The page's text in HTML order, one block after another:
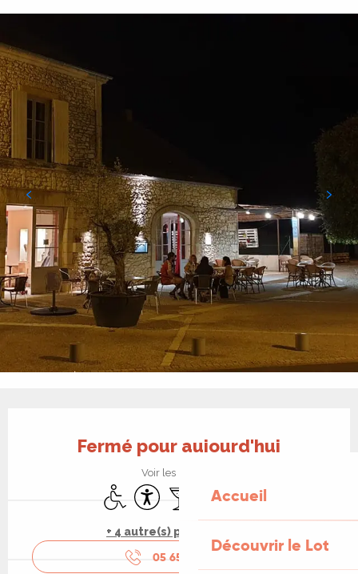
Accueil
Découvrir le Lot
Fermé pour aujourd'hui
Voir les horaires
Accès handicapés
AccessibilitéBar / Buvette
ParkingAnimaux acceptés
+ 4 autre(s) prestation(s)
05 65 31 69